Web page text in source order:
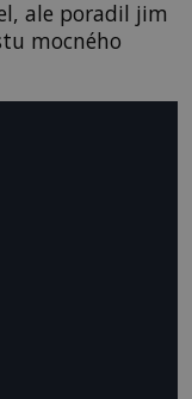
ale poradil jim
mocného